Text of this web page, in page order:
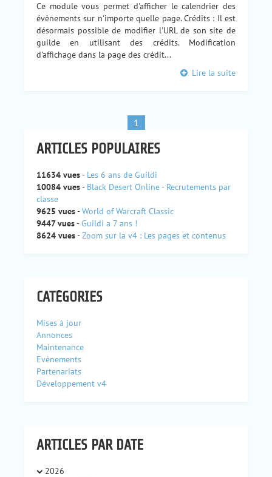
Ce module vous permet d'afficher le calendrier des
évènements sur n'importe quelle page. Crédits : Il est
désormais possible de modifier l'URL de son site de
guilde en utilisant des crédits. Modification
d'affichage dans la page des crédit...
Lire la suite
1
ARTICLES POPULAIRES
11634 vues- Les 6 ans de Guildi
10084 vues- Black Desert Online - Recrutements par
classe
9625 vues-World of Warcraft Classic
9447 vues-Guildi a 7 ans !
8624 vues-Zoom sur la v4 : Les pages et contenus
CATÉGORIES
Mises à jour
Annonces
Maintenance
Evènements
Partenariats
Développement v4
ARTICLES PAR DATE
2026